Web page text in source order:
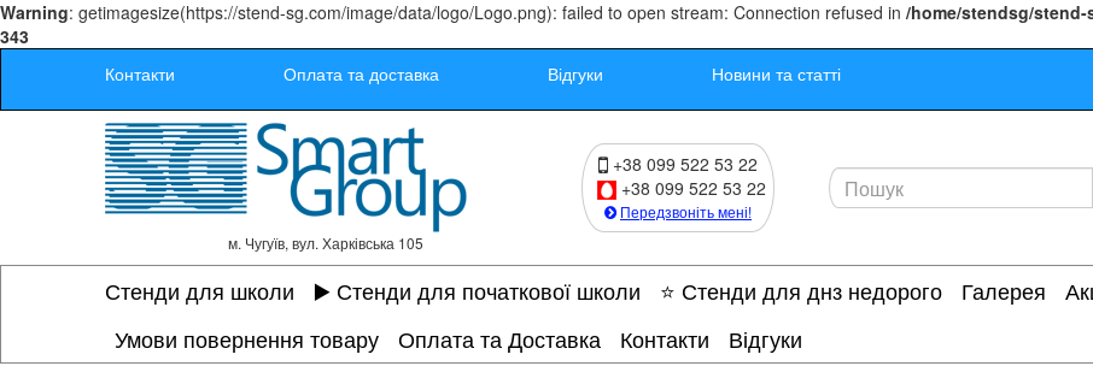
Warning: getimagesize(https://stend-sg.com/image/data/logo/Logo.png): failed to open stream: Connection refused in /home/stendsg/
343
Контакти
Оплата та доставка Відгуки Новини та статті
м. Чугуїв, вул. Харківська 105
+38 099 522 53 22
+38 099 522 53 22
Передзвоніть мені!
Стенди для школи ▶️ Стенди для початкової школи ⭐ Стенди для днз недорого Галерея
Умови повернення товару
Оплата та Доставка Контакти Відгуки